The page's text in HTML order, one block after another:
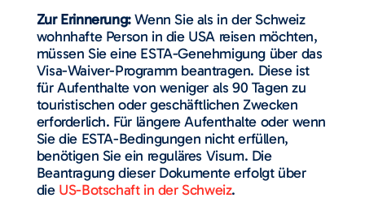
Zur Erinnerung:Wenn Sie als in der Schweiz
wohnhafte Person in die USA reisen möchten,
müssen Sie eine ESTA-Genehmigung über das
Visa-Waiver-Programm beantragen. Diese ist
für Aufenthalte von weniger als 90 Tagen zu
touristischen oder geschäftlichen Zwecken
erforderlich. Für längere Aufenthalte oder wenn
Sie die ESTA-Bedingungen nicht erfüllen,
benötigen Sie ein reguläres Visum. Die
Beantragung dieser Dokumente erfolgt über
die US-Botschaft in der Schweiz.